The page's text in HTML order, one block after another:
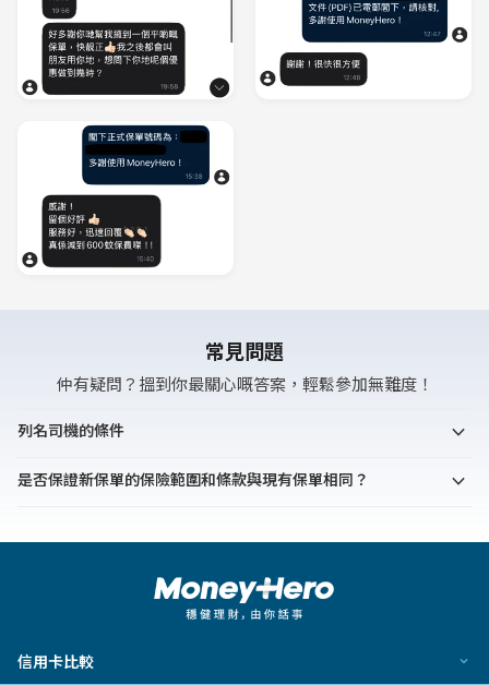
常見問題
仲有疑問？搵到你最關心嘅答案，輕鬆參加無難度！
列名司機的條件 expand_more
是否保證新保單的保險範圍和條款與現有保單相同？ expand_more
信用卡比較